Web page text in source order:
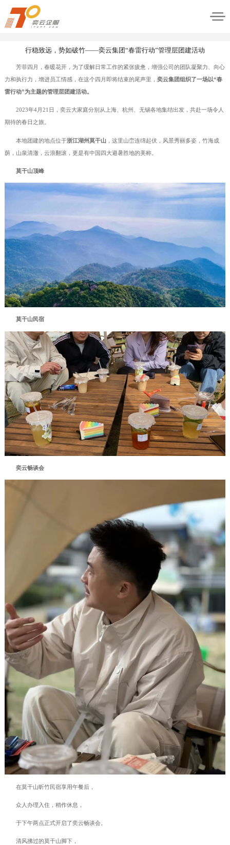
行稳致远，势如破竹——奕云集团“春雷行动”管理层团建活动
芳菲四月，春暖花开，为了缓解日常工作的紧张疲惫，增强公司的团队凝聚力、向心
力和执行力，增进员工情感，在这个四月即将结束的尾声里， 奕云集团组织了一场以“春
雷行动”为主题的管理层团建活动。
2023年4月21日，奕云大家庭分别从上海、杭州、无锡各地集结出发，共赴一场令人
期待的春日之旅。
本地团建的地点位于浙江湖州莫干山，这里山峦连绵起伏，风景秀丽多姿，竹海成
荫，山泉清澈，云浪翻滚，更是有中国四大避暑胜地的美称。
莫干山顶峰
莫干山民宿
奕云畅谈会
在莫干山昕竹民宿享用午餐后，
众人办理入住，稍作休息，
于下午两点正式开启了奕云畅谈会。
清风拂过的莫干山脚下，